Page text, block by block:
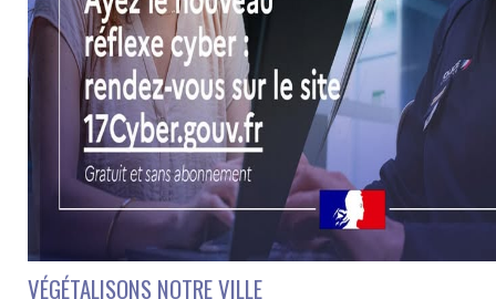
VÉGÉTALISONS NOTRE VILLE